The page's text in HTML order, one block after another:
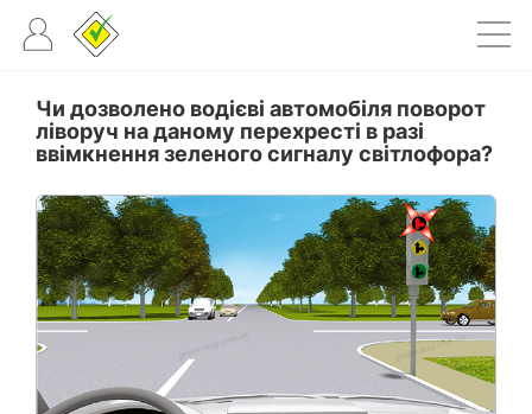
Чи дозволено водієві автомобіля поворот
ліворуч на даному перехресті в разі
ввімкнення зеленого сигналу світлофора?